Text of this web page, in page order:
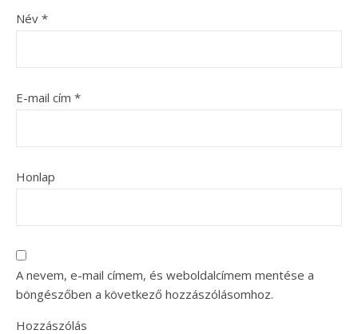
Név *
E-mail cím *
Honlap
A nevem, e-mail címem, és weboldalcímem mentése a
böngészőben a következő hozzászólásomhoz.
Hozzászólás